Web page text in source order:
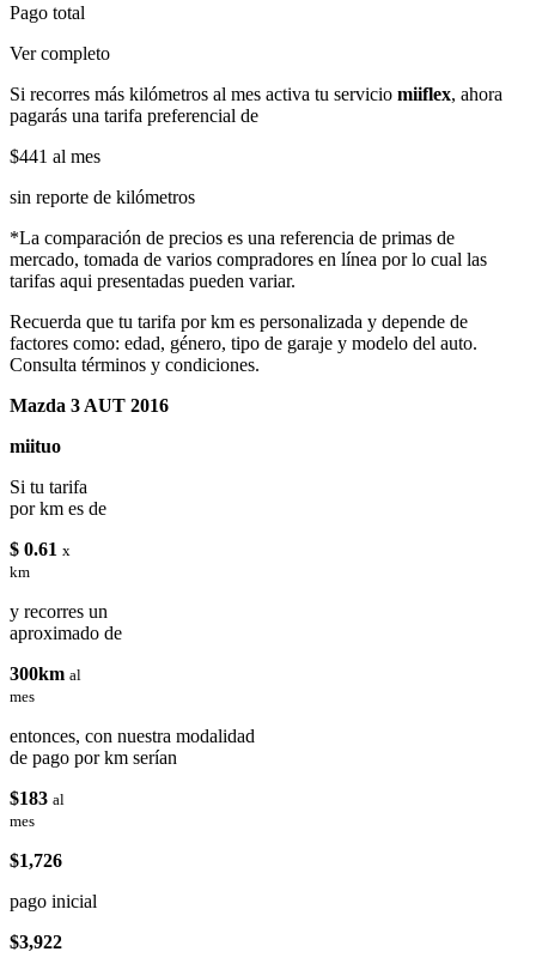
Pago total
Ver completo
Si recorres más kilómetros al mes activa tu servicio miiflex, ahora
pagarás una tarifa preferencial de
$441 al mes
sin reporte de kilómetros
*La comparación de precios es una referencia de primas de
mercado, tomada de varios compradores en línea por lo cual las
tarifas aqui presentadas pueden variar.
Recuerda que tu tarifa por km es personalizada y depende de
factores como: edad, género, tipo de garaje y modelo del auto.
Consulta términos y condiciones.
Mazda 3 AUT 2016
miituo
Si tu tarifa
por km es de
$ 0.61 x
km
y recorres un
aproximado de
300km al
mes
entonces, con nuestra modalidad
de pago por km serían
$183 al
mes
$1,726
pago inicial
$3,922